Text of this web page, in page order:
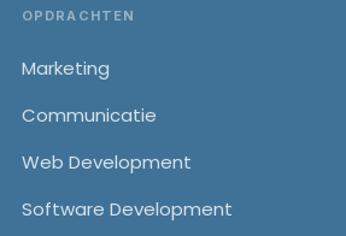
OPDRACHTEN
Marketing
Communicatie
Web Development
Software Development